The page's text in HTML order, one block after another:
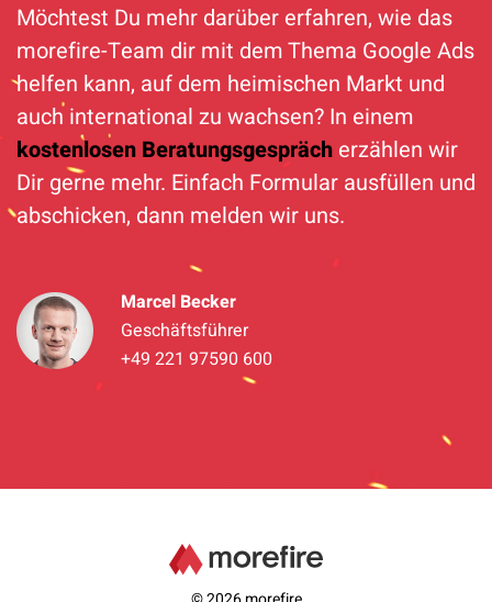
Möchtest Du mehr darüber erfahren, wie das
morefire-Team dir mit dem Thema Google Ads
helfen kann, auf dem heimischen Markt und
auch international zu wachsen? In einem
kostenlosen Beratungsgespräch erzählen wir
Dir gerne mehr. Einfach Formular ausfüllen und
abschicken, dann melden wir uns.
Marcel Becker
Geschäftsführer
+49 221 97590 600